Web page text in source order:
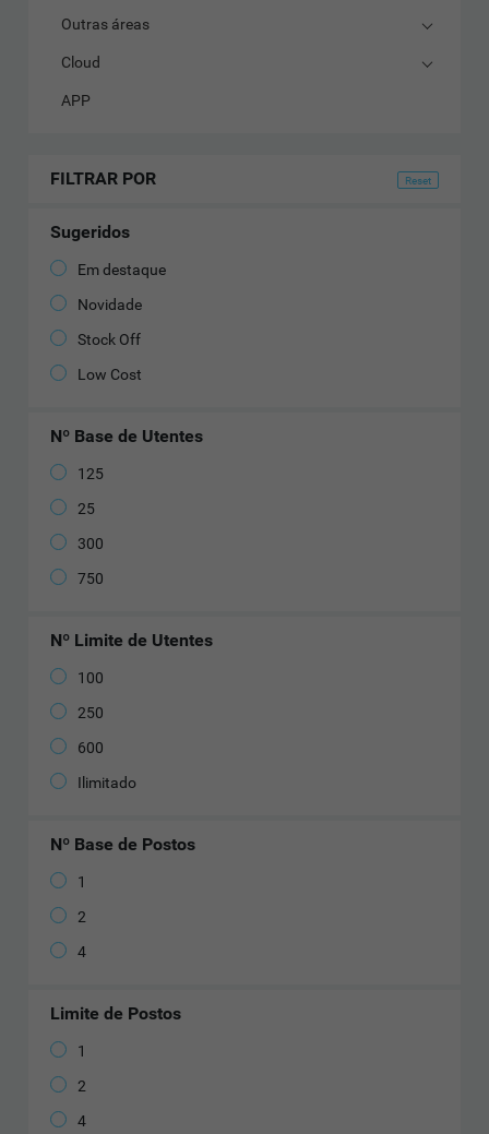
Outras áreas
Cloud
APP
FILTRAR POR
Sugeridos
Em destaque
Novidade
Stock Off
Low Cost
Nº Base de Utentes
125
25
300
750
Nº Limite de Utentes
100
250
600
Ilimitado
Nº Base de Postos
1
2
4
Limite de Postos
1
2
4